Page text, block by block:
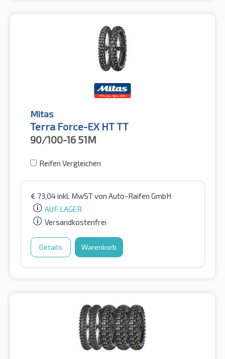
Mitas
Terra Force-EX HT TT
90/100-16 51M
Reifen Vergleichen
€ 73,04inkl. MwSTvon Auto-Raifen GmbH
AUF LAGER
Versandkostenfrei
Details Warenkorb